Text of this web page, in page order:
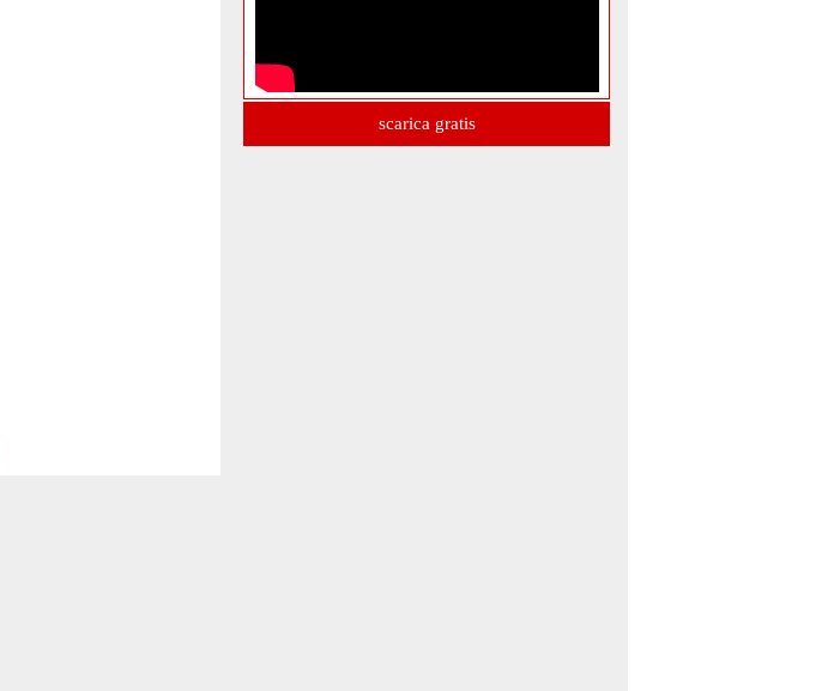
scarica gratis